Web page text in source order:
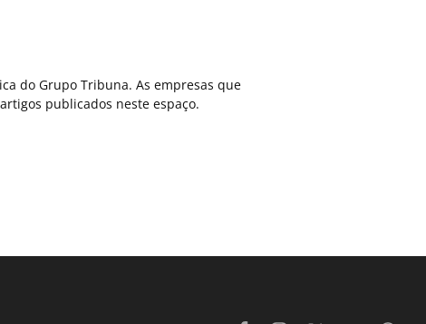
do Grupo Tribuna. As empresas que
publicados neste espaço.